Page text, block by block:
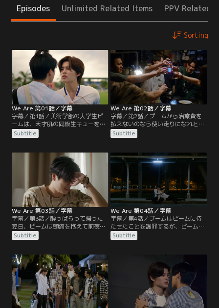
Episodes Unlimited Related Items PPV Related
Sorting
We Are 第01話／字幕
字幕／第1話／美術学部の大学生ピ
ームは、天才肌の同級生キューを初
めとする仲間たちと共に、課題に追
われながらも、充実した毎日を送っ
ームと争いになり、課題の絵を汚さ
れた挙句、誤ってプームを負傷させ
てしまう。キューはメンターとして
後輩のトゥーイの面倒を見ることに
なるが、教え方は手厳しい。
Subtitle
We Are 第02話／字幕
字幕／第2話／プームから治療費を
払えないのなら使い走りになれと言
われたピームは、皆に内緒にするこ
とを条件に承諾する。プームに連れ
心配して、仲間たちが集まり、ピー
ムの家でパーティが始まる。キュー
はトゥーイが元は医学部志望だった
ことを知って驚く。トゥーイが美術
を志すようになったのには訳があっ
て…
Subtitle
We Are 第03話／字幕
字幕／第3話／酔っぱらって帰った
翌日、ピームは頭痛を抱えて前夜の
記憶がなく、プームとの間に何が起
きたのかが気になっている。放課
し、荷物持ちとして買い物に付き合
わせる。用事があるので待っている
ように言われたピームだが、待てど
暮らせど、プームは戻らない。大学
ではキューが遅くまで作業をしなが
ら残っているトゥーイを見かける。
Subtitle
We Are 第04話／字幕
字幕／第4話／プームはピームに待
たせたことを謝罪するが、ピームは
相変わらず使い走りをさせられる。
一方でプームはピームを車で送るな
の手伝いをしてアプローチ、トゥー
イはキューを盛んに挑発する。それ
ぞれの関係が次第に深まっていく。
Subtitle